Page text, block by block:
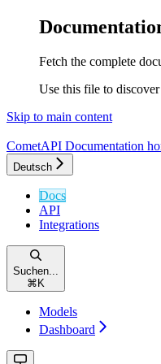
Fetch the complete
Use this file to
Skip to main content
CometAPI Documentation
Deutsch
Docs
API
Integrations
Suchen...
⌘ K
Models
Dashboard